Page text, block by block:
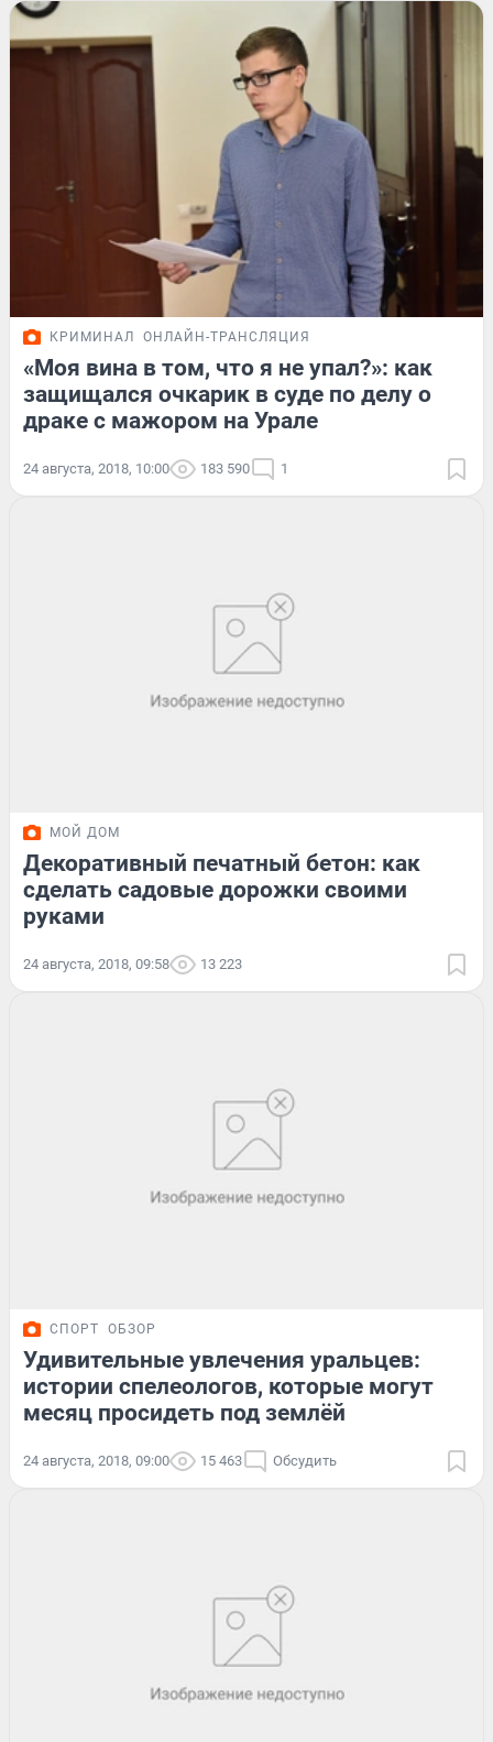
КРИМИНАЛ ОНЛАЙН-ТРАНСЛЯЦИЯ
«Моя вина в том, что я не упал?»: как
защищался очкарик в суде по делу о
драке с мажором на Урале
24 августа, 2018, 10:00 183 590 1
МОЙ ДОМ
Декоративный печатный бетон: как
сделать садовые дорожки своими
руками
24 августа, 2018, 09:58 13 223
СПОРТ ОБЗОР
Удивительные увлечения уральцев:
истории спелеологов, которые могут
месяц просидеть под землёй
24 августа, 2018, 09:00 15 463 Обсудить